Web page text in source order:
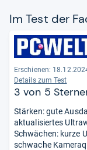
Im Test der
Erschienen:
Details zum Test
3 von 5
Stärken: gute
aktualisiertes
Schwächen: kurze
schwache